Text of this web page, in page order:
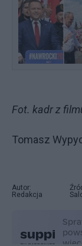
Fot. kadr z
Tomasz
Autor:
Redakcja